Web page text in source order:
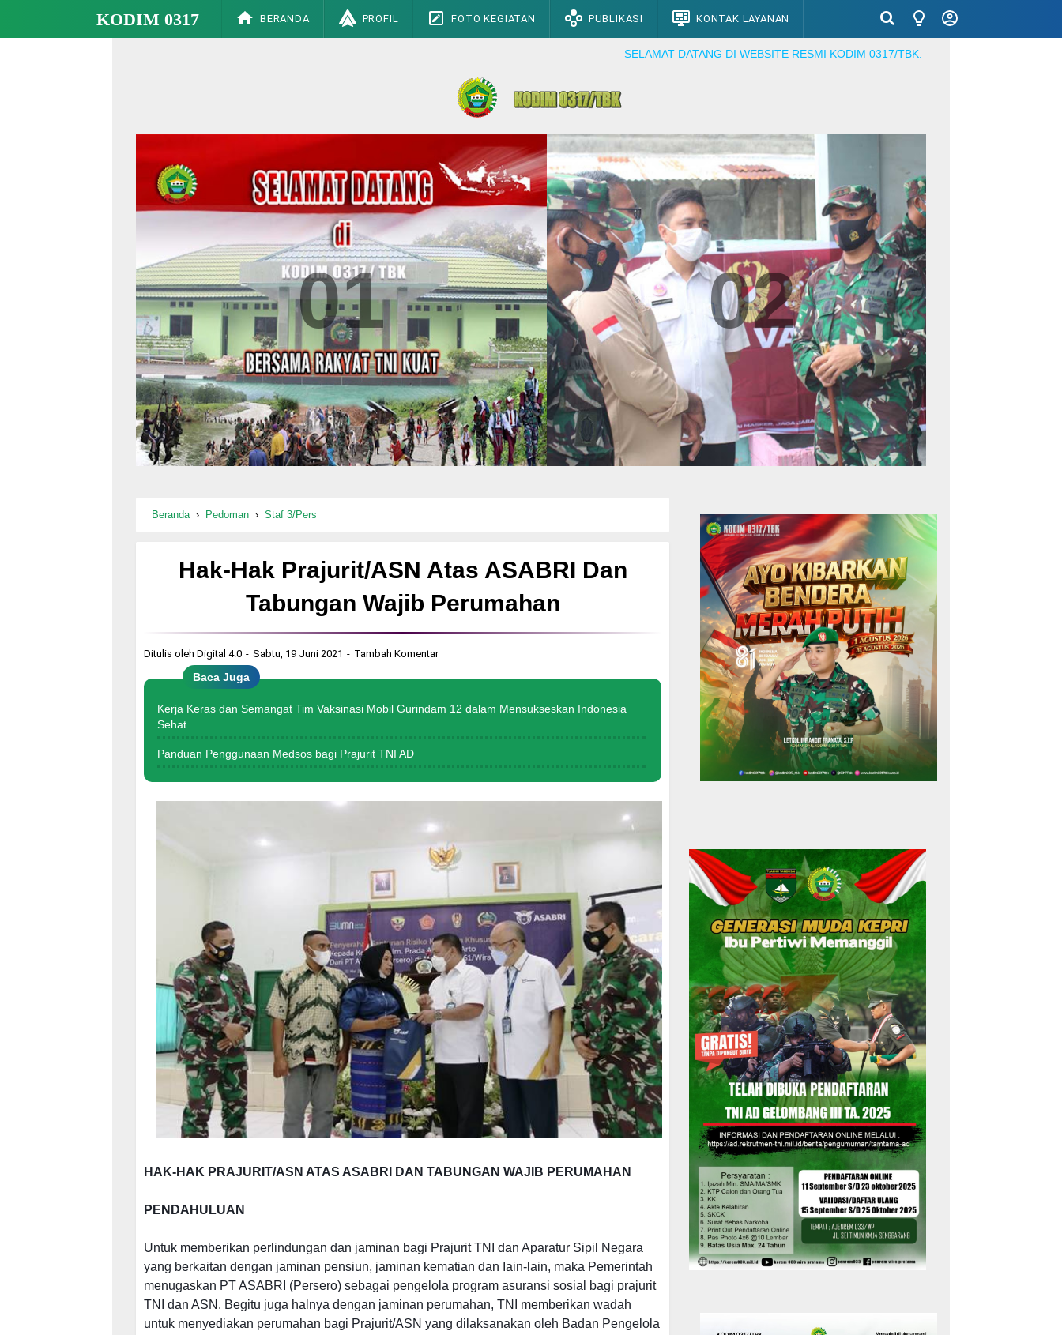
KODIM 0317 BERANDA PROFIL FOTO KEGIATAN PUBLIKASI KONTAK LAYANAN
SELAMAT DATANG DI WEBSITE RESMI KODIM 0317/TBK. MENJADI PRAJURIT YANG
01 02
Beranda › Pedoman › Staf 3/Pers
Hak-Hak Prajurit/ASN Atas ASABRI Dan
Tabungan Wajib Perumahan
Ditulis oleh Digital 4.0 Sabtu, 19 Juni 2021 Tambah Komentar
Baca Juga
Kerja Keras dan Semangat Tim Vaksinasi Mobil Gurindam 12 dalam Mensukseskan Indonesia
Sehat
Panduan Penggunaan Medsos bagi Prajurit TNI AD
HAK-HAK PRAJURIT/ASN ATAS ASABRI DAN TABUNGAN WAJIB PERUMAHAN
PENDAHULUAN
Untuk memberikan perlindungan dan jaminan bagi Prajurit TNI dan Aparatur Sipil Negara
yang berkaitan dengan jaminan pensiun, jaminan kematian dan Iain-lain, maka Pemerintah
menugaskan PT ASABRI (Persero) sebagai pengelola program asuransi sosial bagi prajurit
TNI dan ASN. Begitu juga halnya dengan jaminan perumahan, TNI memberikan wadah
untuk menyediakan perumahan bagi Prajurit/ASN yang dilaksanakan oleh Badan Pengelola